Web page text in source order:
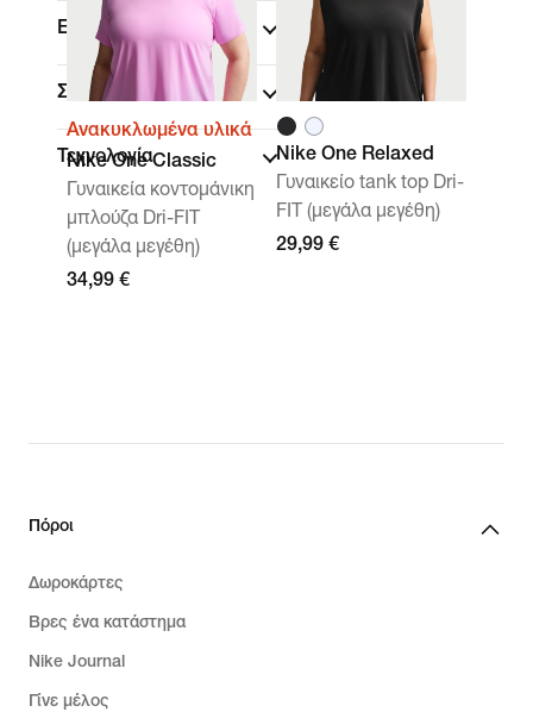
Εφαρμογή
Συλλογές
Τεχνολογία
Ανακυκλωμένα υλικά
Nike One Classic
Γυναικεία κοντομάνικη
μπλούζα Dri-FIT
(μεγάλα μεγέθη)
34,99 €
Nike One Relaxed
Γυναικείο tank top Dri-
FIT (μεγάλα μεγέθη)
29,99 €
Πόροι
Δωροκάρτες
Βρες ένα κατάστημα
Nike Journal
Γίνε μέλος